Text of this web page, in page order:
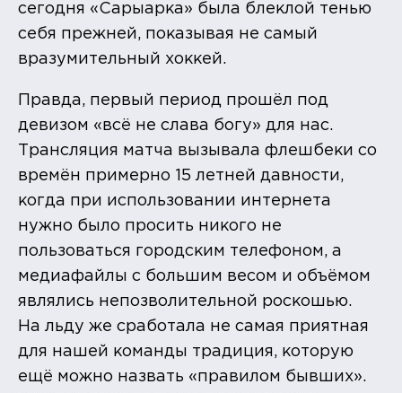
сегодня «Сарыарка» была блеклой тенью
себя прежней, показывая не самый
вразумительный хоккей.
Правда, первый период прошёл под
девизом «всё не слава богу» для нас.
Трансляция матча вызывала флешбеки со
времён примерно 15 летней давности,
когда при использовании интернета
нужно было просить никого не
пользоваться городским телефоном, а
медиафайлы с большим весом и объёмом
являлись непозволительной роскошью.
На льду же сработала не самая приятная
для нашей команды традиция, которую
ещё можно назвать «правилом бывших».